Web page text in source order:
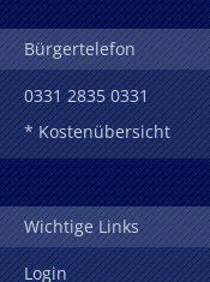
Bürgertelefon
0331 2835 0331
* Kostenübersicht
Wichtige Links
Login